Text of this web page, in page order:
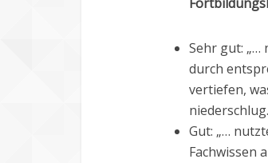
Sehr gut: „…
durch
vertiefen,
Gut: „…
Fachwissen